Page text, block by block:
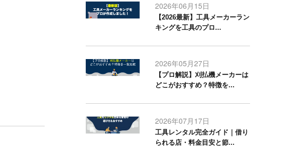
2026年06月15日
【2026最新】工具メーカーラン
キングを工具のプロ...
2026年05月27日
【プロ解説】刈払機メーカーは
どこがおすすめ？特徴を...
2026年07月17日
工具レンタル完全ガイド｜借り
られる店・料金目安と節...